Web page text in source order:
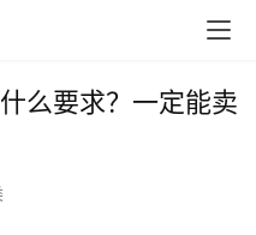
么要求？一定能卖